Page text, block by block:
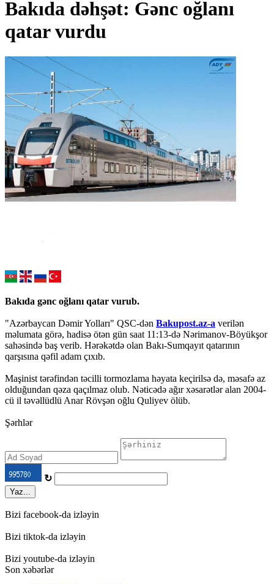
Bakıda dəhşət: Gənc oğlanı
qatar vurdu
Bakıda gənc oğlanı qatar vurub.
"Azərbaycan Dəmir Yolları" QSC-dən Bakupost.az-a verilən
məlumata görə, hadisə ötən gün saat 11:13-də Nərimanov-Böyükşor
sahəsində baş verib. Hərəkətdə olan Bakı-Sumqayıt qatarının
qarşısına qəfil adam çıxıb.
Maşinist tərəfindən təcilli tormozlama həyata keçirilsə də, məsafə az
olduğundan qəza qaçılmaz olub. Nəticədə ağır xəsarətlər alan 2004-
cü il təvəllüdlü Anar Rövşən oğlu Quliyev ölüb.
Şərhlər
↻
Yaz...
Bizi facebook-da izləyin
Bizi tiktok-da izləyin
Bizi youtube-da izləyin
Son xəbərlər